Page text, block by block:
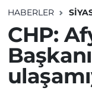
HABERLER
CHP:
DÜNYA
EĞİTİM
ÖZEL
Süper Lig
Tüm
Son